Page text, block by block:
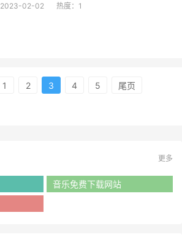
2023-02-02 热度： 1
1 2 3 4 5 尾页
更多
音乐免费下载网站